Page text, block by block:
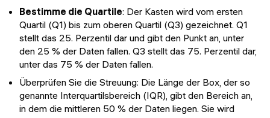
Bestimme die Quartile: Der Kasten wird vom ersten
Quartil (Q1) bis zum oberen Quartil (Q3) gezeichnet. Q1
stellt das 25. Perzentil dar und gibt den Punkt an, unter
den 25 % der Daten fallen. Q3 stellt das 75. Perzentil dar,
unter das 75 % der Daten fallen.
Überprüfen Sie die Streuung: Die Länge der Box, der so
genannte Interquartilsbereich (IQR), gibt den Bereich an,
in dem die mittleren 50 % der Daten liegen. Sie wird